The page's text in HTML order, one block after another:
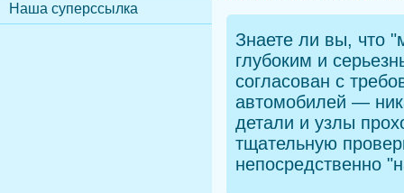
Знаете ли вы, что
глубоким и
согласован с
автомобилей —
детали и узлы
тщательную
непосредственно
Наша суперссылка